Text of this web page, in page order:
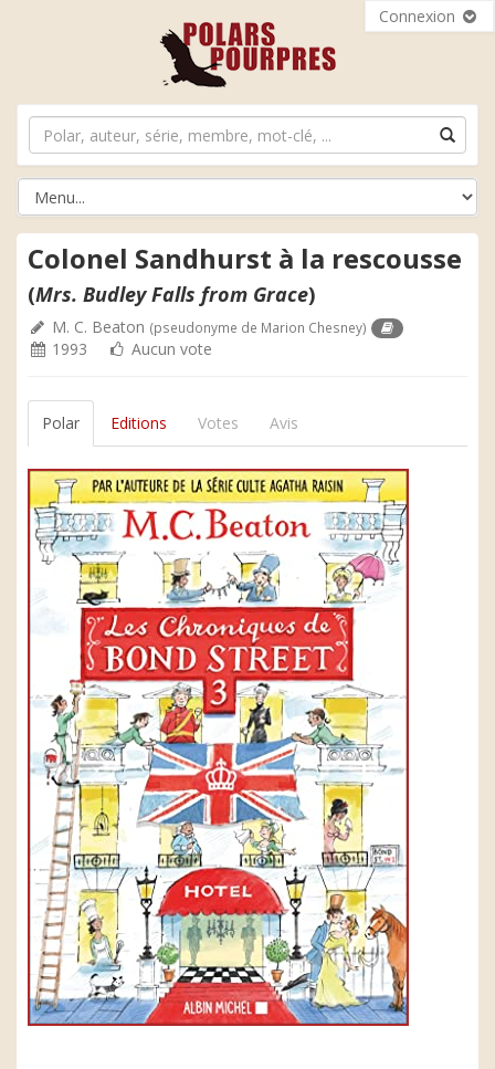
Connexion
Colonel Sandhurst à la rescousse
(Mrs. Budley Falls from Grace)
M. C. Beaton (pseudonyme de Marion Chesney)
1993 Aucun vote
Polar Editions Votes Avis